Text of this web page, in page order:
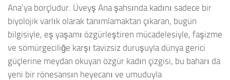
Ana’ya borçludur. Üveyş Ana şahsında kadını sadece bir
biyolojik varlık olarak tanımlamaktan çıkaran, bugün
bilgisiyle, eş yaşamı özgürleştiren mücadelesiyle, faşizme
ve sömürgeciliğe karşı tavizsiz duruşuyla dünya gerici
güçlerine meydan okuyan özgür kadın çizgisi, bu baharı da
yeni bir rönesansın heyecanı ve umuduyla